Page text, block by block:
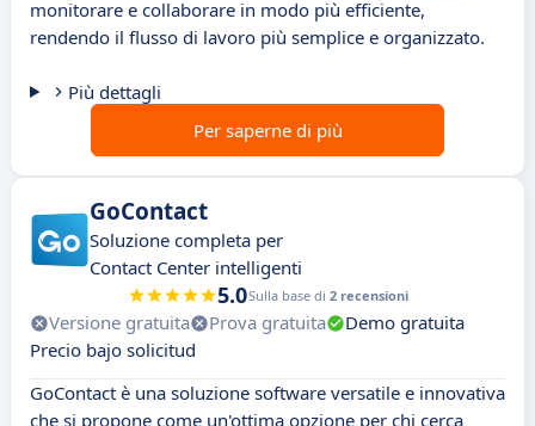
monitorare e collaborare in modo più efficiente,
rendendo il flusso di lavoro più semplice e organizzato.
Più dettagli
Per saperne di più
GoContact
Soluzione completa per
Contact Center intelligenti
5.0Sulla base di 2 recensioni
Versione gratuita Prova gratuita
Demo gratuita
Precio bajo solicitud
GoContact è una soluzione software versatile e innovativa
che si propone come un'ottima opzione per chi cerca